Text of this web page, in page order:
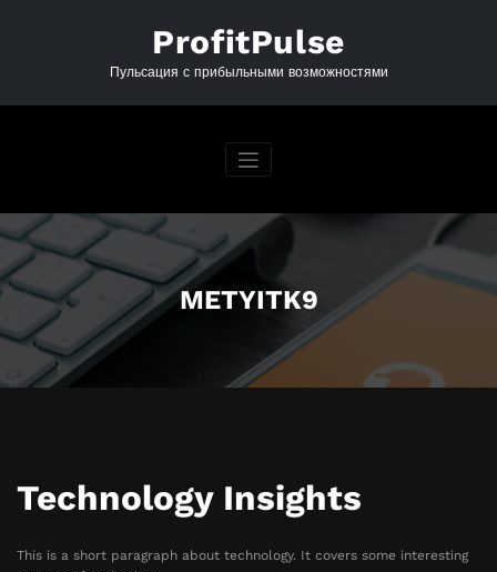
ProfitPulse
Пульсация с прибыльными возможностями
METYITK9
Technology Insights
This is a short paragraph about technology. It covers some interesting